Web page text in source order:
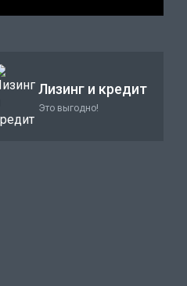
Лизинг и кредит
Это выгодно!